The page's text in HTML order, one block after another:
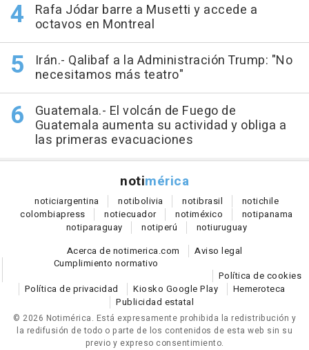
Rafa Jódar barre a Musetti y accede a
octavos en Montreal
Irán.- Qalibaf a la Administración Trump: "No
necesitamos más teatro"
Guatemala.- El volcán de Fuego de
Guatemala aumenta su actividad y obliga a
las primeras evacuaciones
notimérica
noticiargentina notibolivia notibrasil notichile
colombiapress notiecuador notiméxico notipanama
notiparaguay notiperú notiuruguay
Acerca de notimerica.com
Aviso legal
Cumplimiento normativo
Política de cookies
Política de privacidad
Kiosko Google Play
Hemeroteca
Publicidad estatal
© 2026 Notimérica. Está expresamente prohibida la redistribución y
la redifusión de todo o parte de los contenidos de esta web sin su
previo y expreso consentimiento.